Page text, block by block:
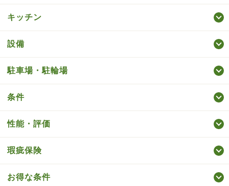
キッチン
設備
駐車場・駐輪場
条件
性能・評価
瑕疵保険
お得な条件